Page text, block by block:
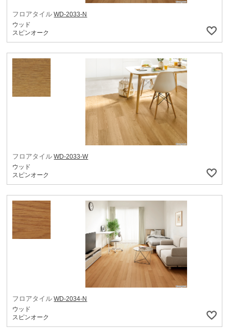
フロアタイル WD-2033-N
ウッド
スピンオーク
フロアタイル WD-2033-W
ウッド
スピンオーク
フロアタイル WD-2034-N
ウッド
スピンオーク